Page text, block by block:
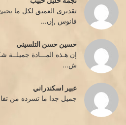
تقدبرى العميق لكل ما
فانوس ,إن...
حسين حسن التلسيني
إن هـذه المـــادة جميلــة
ش...
عبير اسكندراني
جميل جدا ما تسرده من